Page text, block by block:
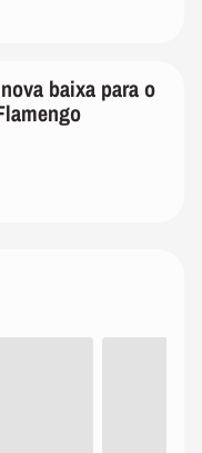
baixa para o